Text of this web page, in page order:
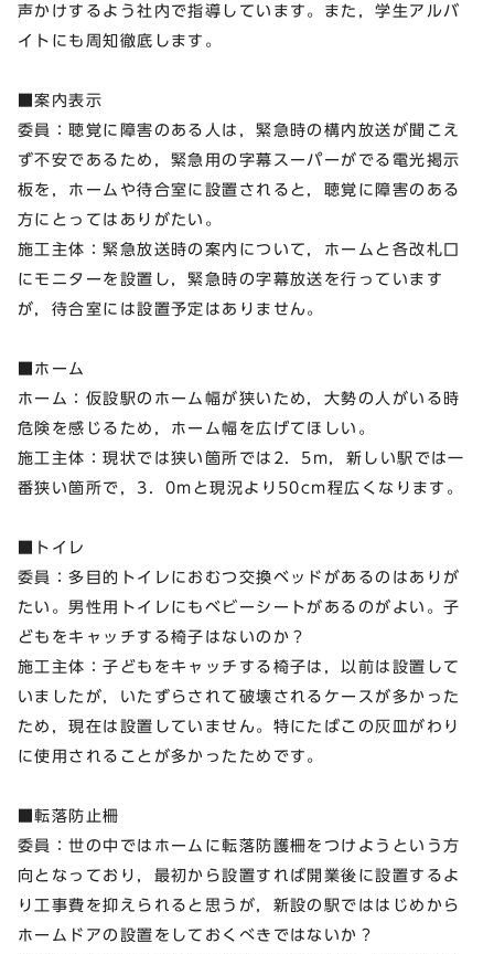
声かけするよう社内で指導しています。また，学生アルバ
イトにも周知徹底します。
■案内表示
委員：聴覚に障害のある人は，緊急時の構内放送が聞こえ
ず不安であるため，緊急用の字幕スーパーがでる電光掲示
板を，ホームや待合室に設置されると，聴覚に障害のある
方にとってはありがたい。
施工主体：緊急放送時の案内について，ホームと各改札口
にモニターを設置し，緊急時の字幕放送を行っています
が，待合室には設置予定はありません。
■ホーム
ホーム：仮設駅のホーム幅が狭いため，大勢の人がいる時
危険を感じるため，ホーム幅を広げてほしい。
施工主体：現状では狭い箇所では2．5m，新しい駅では一
番狭い箇所で，3．0mと現況より50cm程広くなります。
■トイレ
委員：多目的トイレにおむつ交換ベッドがあるのはありが
たい。男性用トイレにもベビーシートがあるのがよい。子
どもをキャッチする椅子はないのか？
施工主体：子どもをキャッチする椅子は，以前は設置して
いましたが，いたずらされて破壊されるケースが多かった
ため，現在は設置していません。特にたばこの灰皿がわり
に使用されることが多かったためです。
■転落防止柵
委員：世の中ではホームに転落防護柵をつけようという方
向となっており，最初から設置すれば開業後に設置するよ
り工事費を抑えられると思うが，新設の駅でははじめから
ホームドアの設置をしておくべきではないか？